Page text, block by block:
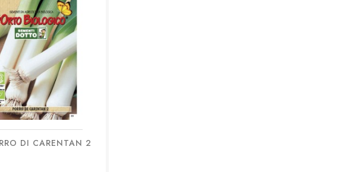
DI CARENTAN 2
Anteprima